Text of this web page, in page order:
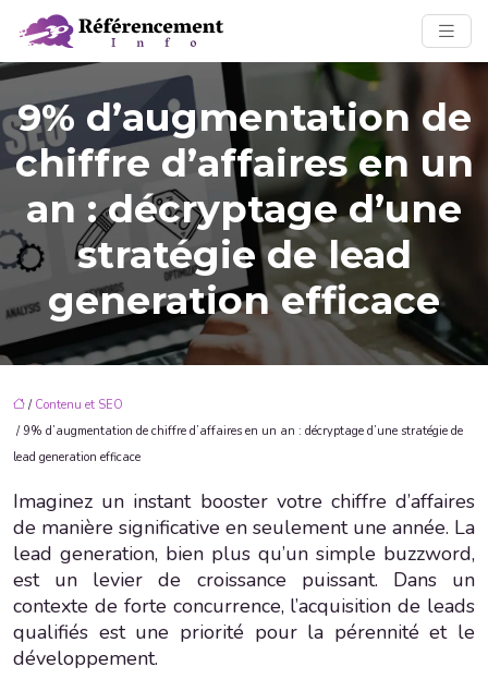
9% d’augmentation de
chiffre d’affaires en un
an : décryptage d’une
stratégie de lead
generation efficace
/ Contenu et SEO
/ 9% d’augmentation de chiffre d’affaires en un an : décryptage d’une stratégie de
lead generation efficace
Imaginez un instant booster votre chiffre d’affaires
de manière significative en seulement une année. La
lead generation, bien plus qu’un simple buzzword,
est un levier de croissance puissant. Dans un
contexte de forte concurrence, l’acquisition de leads
qualifiés est une priorité pour la pérennité et le
développement.